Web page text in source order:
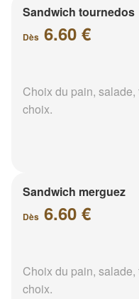
Sandwich tournedos
Dès 6.60 €
Choix du pain,
choix.
Sandwich merguez
Dès 6.60 €
Choix du pain,
choix.